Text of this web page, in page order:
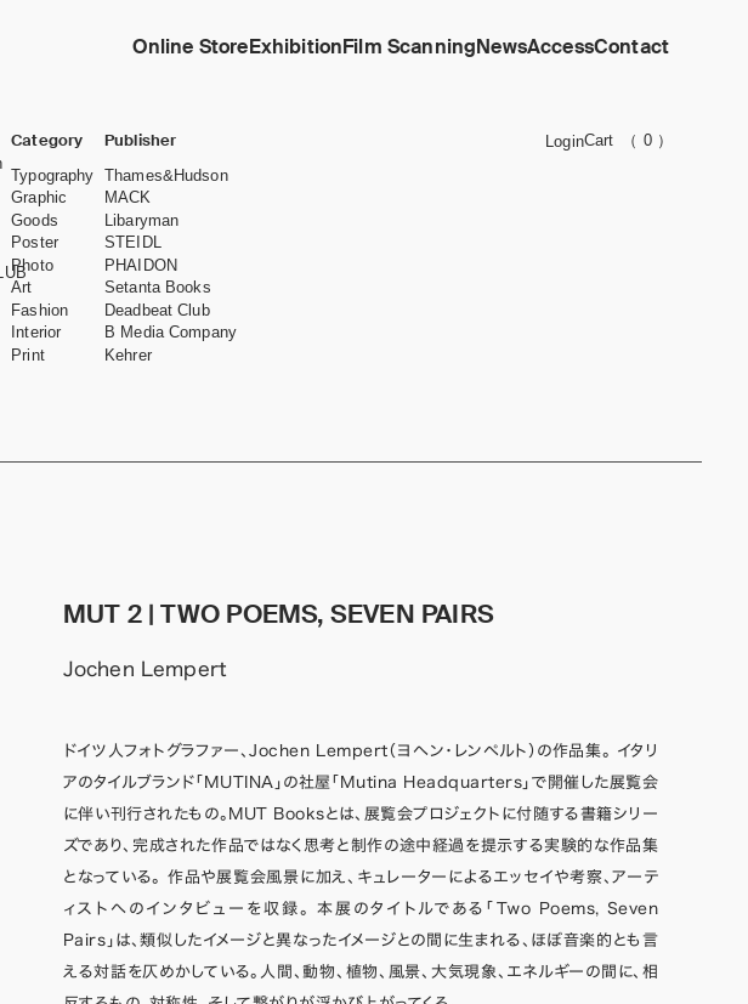
Online StoreExhibitionFilm ScanningNewsAccessContact
LoginCart （ 0 ）
Category
Typography
Graphic
Goods
Poster
Photo
Art
Fashion
Interior
Print
Publisher
Thames&Hudson
MACK
Libaryman
STEIDL
PHAIDON
Setanta Books
Deadbeat Club
B Media Company
Kehrer
MUT 2 | TWO POEMS, SEVEN PAIRS
Jochen Lempert
ドイツ人フォトグラファー、Jochen Lempert（ヨヘン・レンペルト）の作品集。 イタリ
アのタイルブランド「MUTINA」の社屋「Mutina Headquarters」で開催した展覧会
に伴い刊行されたもの。MUT Booksとは、展覧会プロジェクトに付随する書籍シリー
ズであり、完成された作品ではなく思考と制作の途中経過を提示する実験的な作品集
となっている。 作品や展覧会風景に加え、キュレーターによるエッセイや考察、アーテ
ィストへのインタビューを収録。 本展のタイトルである「Two Poems, Seven
Pairs」は、類似したイメージと異なったイメージとの間に生まれる、ほぼ音楽的とも言
える対話を仄めかしている。人間、動物、植物、風景、大気現象、エネルギーの間に、相